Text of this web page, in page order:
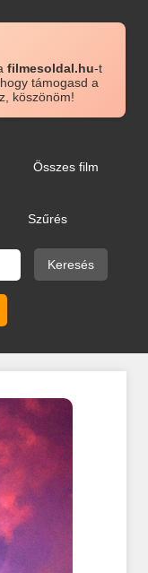
filmesoldal.hu-t
támogasd a
köszönöm!
Összes film
Szűrés
Keresés